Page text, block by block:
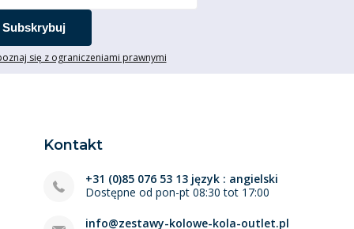
obrotu. Mocowanie odbywa się również
otworem centralnym
z otworem
centralnym również mogą obracać się we
Subskrybuj
się z ograniczeniami prawnymi
Kontakt
+31 (0)85 076 53 13 język : angielski
Dostępne od pon-pt 08:30 tot 17:00
info@zestawy-kolowe-kola-outlet.pl